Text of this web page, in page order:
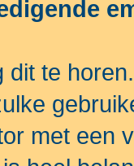
dit te
met een